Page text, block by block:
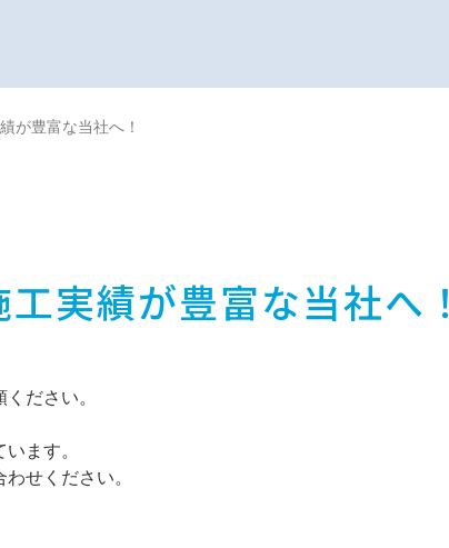
が豊富な当社へ！
実績が豊富な当社へ！
ださい。
ます。
せください。